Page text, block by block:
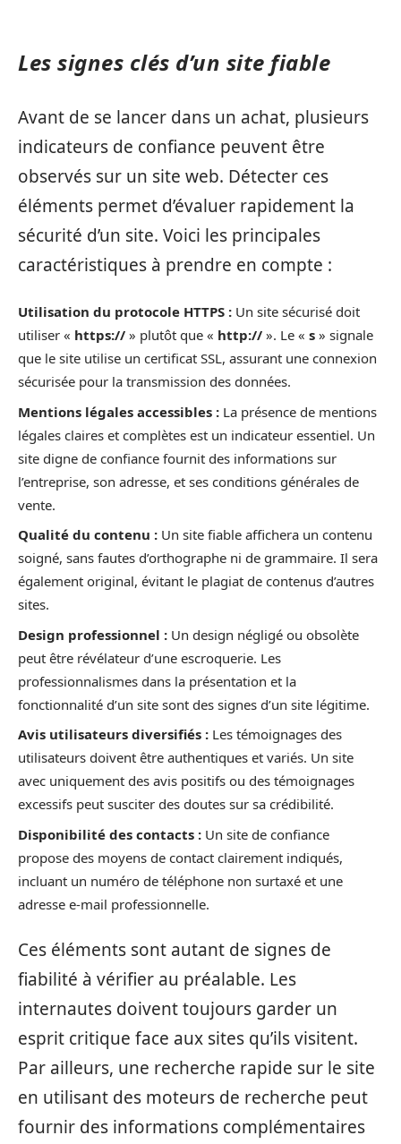
Les signes clés d’un site fiable
Avant de se lancer dans un achat, plusieurs
indicateurs de confiance peuvent être
observés sur un site web. Détecter ces
éléments permet d’évaluer rapidement la
sécurité d’un site. Voici les principales
caractéristiques à prendre en compte :
Utilisation du protocole HTTPS : Un site sécurisé doit
utiliser « https:// » plutôt que « http:// ». Le « s » signale
que le site utilise un certificat SSL, assurant une connexion
sécurisée pour la transmission des données.
Mentions légales accessibles : La présence de mentions
légales claires et complètes est un indicateur essentiel. Un
site digne de confiance fournit des informations sur
l’entreprise, son adresse, et ses conditions générales de
vente.
Qualité du contenu : Un site fiable affichera un contenu
soigné, sans fautes d’orthographe ni de grammaire. Il sera
également original, évitant le plagiat de contenus d’autres
sites.
Design professionnel : Un design négligé ou obsolète
peut être révélateur d’une escroquerie. Les
professionnalismes dans la présentation et la
fonctionnalité d’un site sont des signes d’un site légitime.
Avis utilisateurs diversifiés : Les témoignages des
utilisateurs doivent être authentiques et variés. Un site
avec uniquement des avis positifs ou des témoignages
excessifs peut susciter des doutes sur sa crédibilité.
Disponibilité des contacts : Un site de confiance
propose des moyens de contact clairement indiqués,
incluant un numéro de téléphone non surtaxé et une
adresse e-mail professionnelle.
Ces éléments sont autant de signes de
fiabilité à vérifier au préalable. Les
internautes doivent toujours garder un
esprit critique face aux sites qu’ils visitent.
Par ailleurs, une recherche rapide sur le site
en utilisant des moteurs de recherche peut
fournir des informations complémentaires